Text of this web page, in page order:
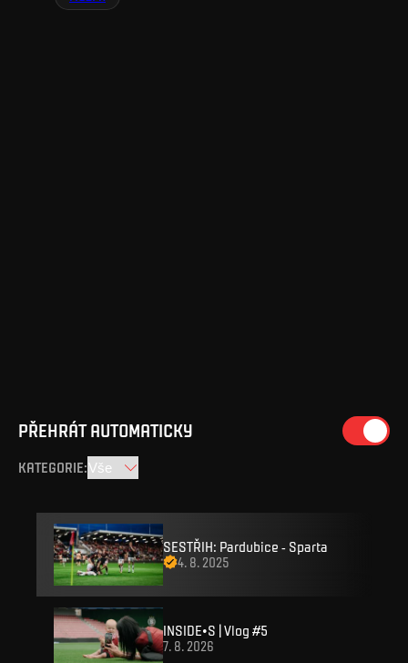
PŘEHRÁT AUTOMATICKY
KATEGORIE:
SESTŘIH: Pardubice - Sparta
4. 8. 2025
INSIDE•S | Vlog #5
7. 8. 2026